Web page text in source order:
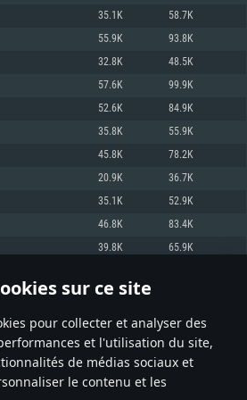
sur ce site
pour collecter et analyser des
et l'utilisation du site,
de médias sociaux et
le contenu et les
11: AMD Radeon 77XX / NVIDIA
minimale supportée par le jeu est de 720p
à haut débit
plus.
(Mac), ou analogue AMD/Nvidia. La
par le jeu est de 720p.
à haut débit
récent
Intel Xeon ne sont pas supportés)
II ou plus avec support de Metal
les derniers drivers (moins de 6 mois) /
minimale supportée par le jeu est de
à haut débit
avec les derniers drivers (moins de 6 mois) /
à haut débit
35.1K 58.7K
55.9K 93.8K
32.8K 48.5K
57.6K 99.9K
52.6K 84.9K
35.8K 55.9K
45.8K 78.2K
20.9K 36.7K
35.1K 52.9K
46.8K 83.4K
39.8K 65.9K
2 3 101